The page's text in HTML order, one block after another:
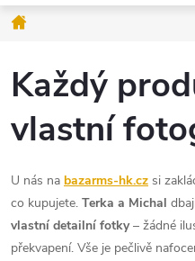
Domů
Každý
vlastní
U nás na bazarms-hk.cz si
co kupujete. Terka a Michal
vlastní detailní fotky– žádné
překvapení. Vše je pečlivě